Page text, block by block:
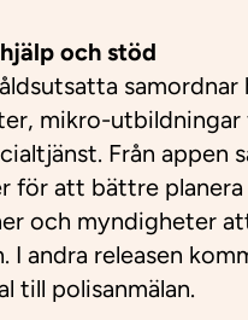
och stöd
mikro-
Från appen
för att bättre
och myndigheter
I andra releasen
till polisanmälan.